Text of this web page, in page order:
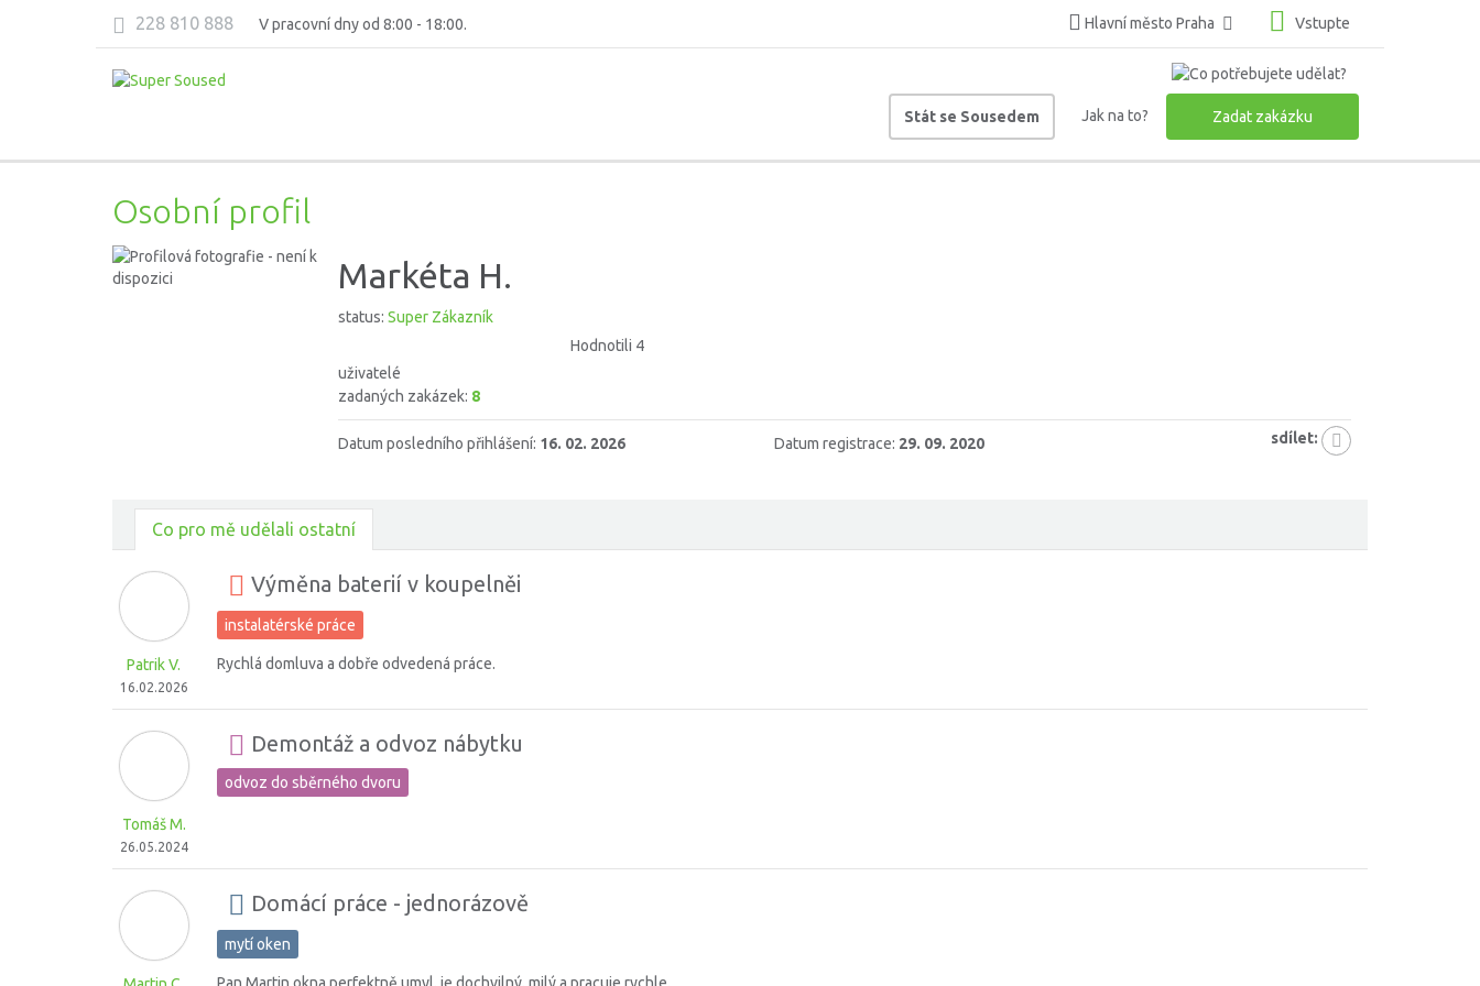
228 810 888 V pracovní dny od 8:00 - 18:00. Hlavní město Praha Vstupte
Stát se Sousedem Jak na to? Zadat zakázku
Osobní profil
Markéta H.
status: Super Zákazník
Hodnotili 4
uživatelé
zadaných zakázek: 8
Datum posledního přihlášení: 16. 02. 2026 Datum registrace: 29. 09. 2020 sdílet:
Co pro mě udělali ostatní
Patrik V.
16.02.2026
Výměna baterií v koupelněi
instalatérské práce
Rychlá domluva a dobře odvedená práce.
Tomáš M.
26.05.2024
Demontáž a odvoz nábytku
odvoz do sběrného dvoru
Domácí práce - jednorázově
mytí oken